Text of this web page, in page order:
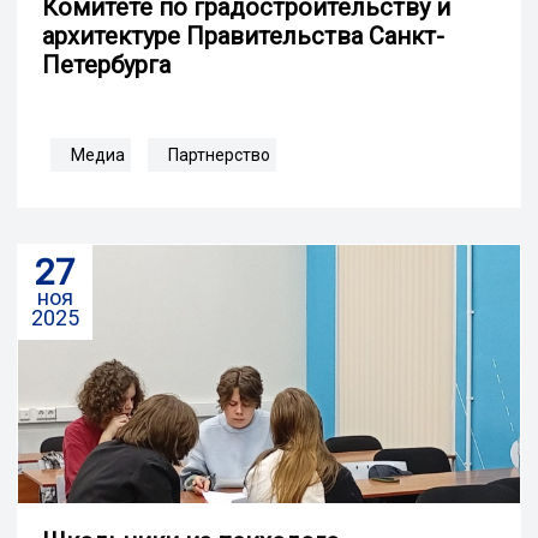
Комитете по градостроительству и
архитектуре Правительства Санкт-
Петербурга
Медиа Партнерство
27
ноя
2025